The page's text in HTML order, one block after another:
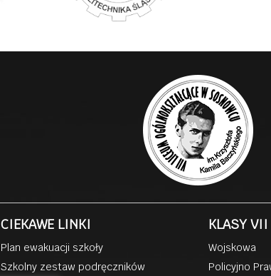
CIEKAWE LINKI
Plan ewakuacji szkoły
Szkolny zestaw podręczników
KLASY VII
Wojskowa
Policyjno